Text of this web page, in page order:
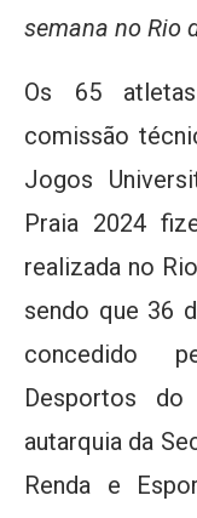
semana no Rio
Os 65
comissão
Jogos
Praia 2024
realizada no
sendo que 36
concedido
Desportos do
autarquia da
Renda e